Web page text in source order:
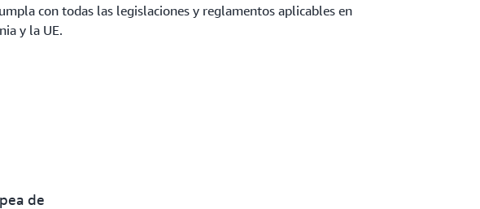
con todas las legislaciones y reglamentos aplicables en
y la UE.
de